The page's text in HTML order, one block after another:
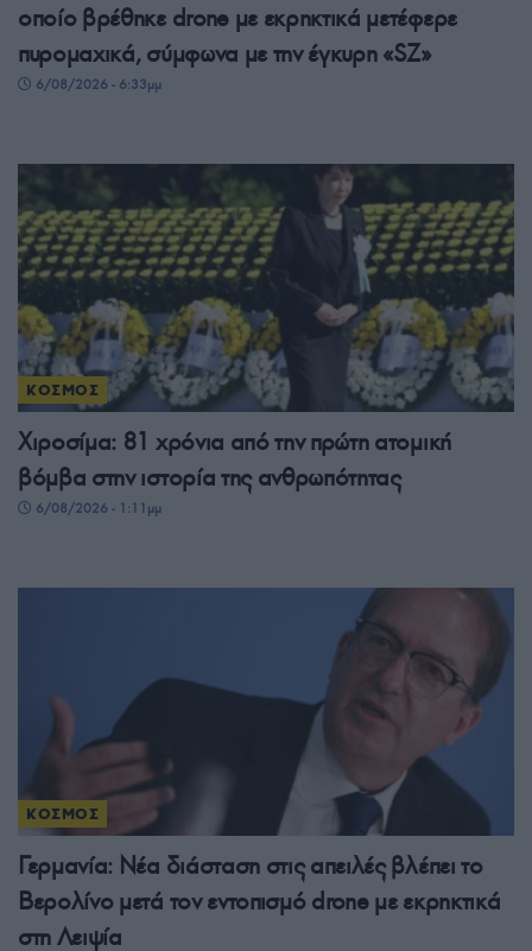
οποίο βρέθηκε drone με εκρηκτικά μετέφερε
πυρομαχικά, σύμφωνα με την έγκυρη «SZ»
6/08/2026 - 6:33μμ
ΚΟΣΜΟΣ
Χιροσίμα: 81 χρόνια από την πρώτη ατομική
βόμβα στην ιστορία της ανθρωπότητας
6/08/2026 - 1:11μμ
ΚΟΣΜΟΣ
Γερμανία: Νέα διάσταση στις απειλές βλέπει το
Βερολίνο μετά τον εντοπισμό drone με εκρηκτικά
στη Λειψία